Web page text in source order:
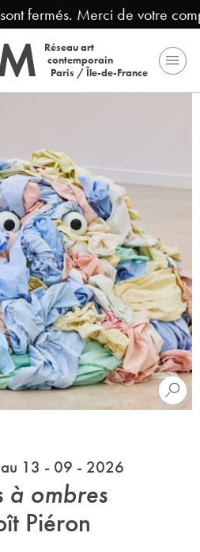
fermés. Merci de votre
Réseau art
contemporain
Paris / Île-de-France
13 - 09 - 2026
à ombres
Piéron